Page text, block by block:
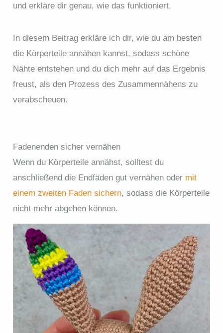
und erkläre dir genau, wie das funktioniert.
In diesem Beitrag erkläre ich dir, wie du am besten
die Körperteile annähen kannst, sodass schöne
Nähte entstehen und du dich mehr auf das Ergebnis
freust, als den Prozess des Zusammennähens zu
verabscheuen.
Fadenenden sicher vernähen
Wenn du Körperteile annähst, solltest du
anschließend die Endfäden gut vernähen oder mit
einem zweiten Faden sichern, sodass die Körperteile
nicht mehr abgehen können.